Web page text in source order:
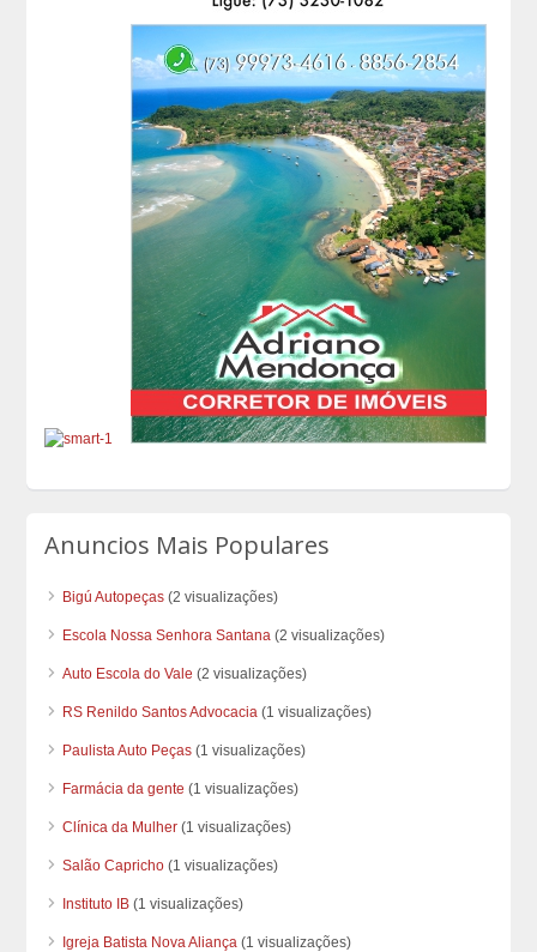
Anuncios Mais Populares
Bigú Autopeças (2 visualizações)
Escola Nossa Senhora Santana (2 visualizações)
Auto Escola do Vale (2 visualizações)
RS Renildo Santos Advocacia (1 visualizações)
Paulista Auto Peças (1 visualizações)
Farmácia da gente (1 visualizações)
Clínica da Mulher (1 visualizações)
Salão Capricho (1 visualizações)
Instituto IB (1 visualizações)
Igreja Batista Nova Aliança (1 visualizações)